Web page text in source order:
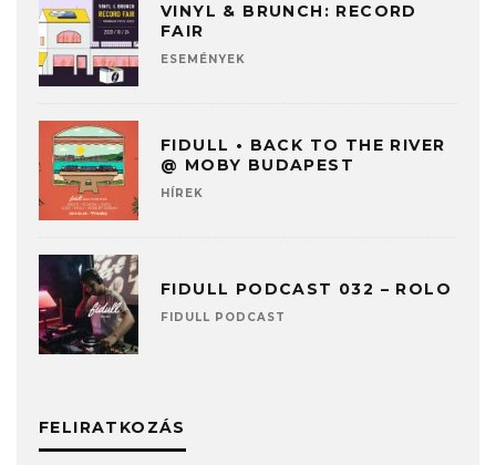
VINYL & BRUNCH: RECORD
FAIR
ESEMÉNYEK
FIDULL • BACK TO THE RIVER
@ MOBY BUDAPEST
HÍREK
FIDULL PODCAST 032 – ROLO
FIDULL PODCAST
FELIRATKOZÁS